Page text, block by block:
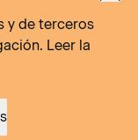
y de terceros
Leer la